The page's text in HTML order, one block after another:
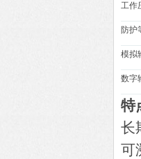
工作
防护
模拟
数字
特
长
可